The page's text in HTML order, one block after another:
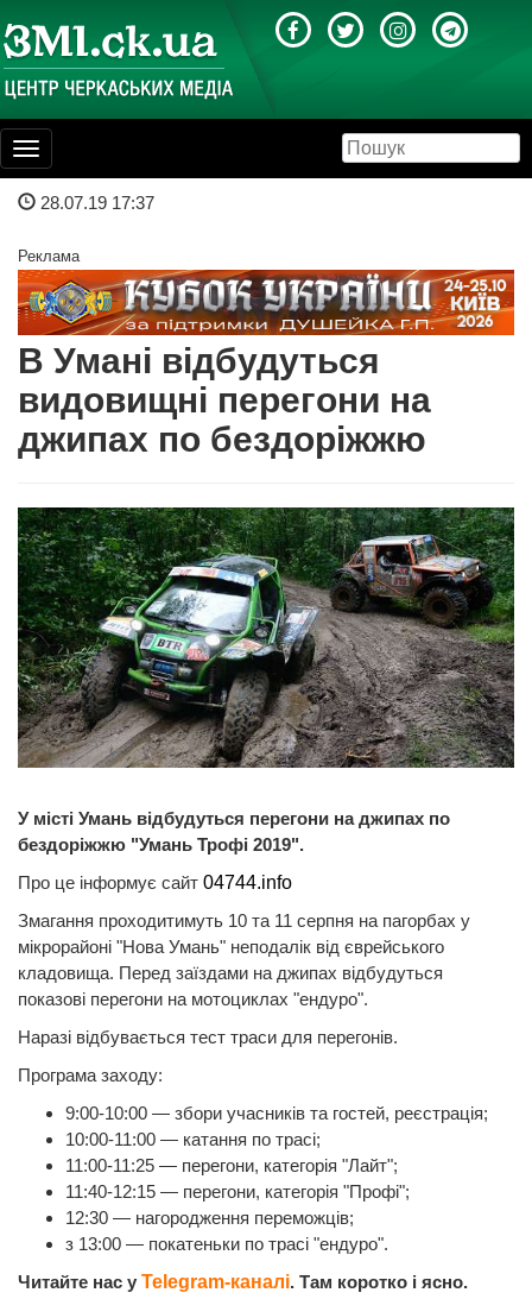
Toggle
navigation
28.07.19 17:37
Реклама
В Умані відбудуться
видовищні перегони на
джипах по бездоріжжю
У місті Умань відбудуться перегони на джипах по
бездоріжжю "Умань Трофі 2019".
Про це інформує сайт 04744.info
Змагання проходитимуть 10 та 11 серпня на пагорбах у
мікрорайоні "Нова Умань" неподалік від єврейського
кладовища. Перед заїздами на джипах відбудуться
показові перегони на мотоциклах "ендуро".
Наразі відбувається тест траси для перегонів.
Програма заходу:
9:00-10:00 ― збори учасників та гостей, реєстрація;
10:00-11:00 ― катання по трасі;
11:00-11:25 ― перегони, категорія "Лайт";
11:40-12:15 ― перегони, категорія "Профі";
12:30 ― нагородження переможців;
з 13:00 ― покатеньки по трасі "ендуро".
Читайте нас у Telegram-каналі. Там коротко і ясно.